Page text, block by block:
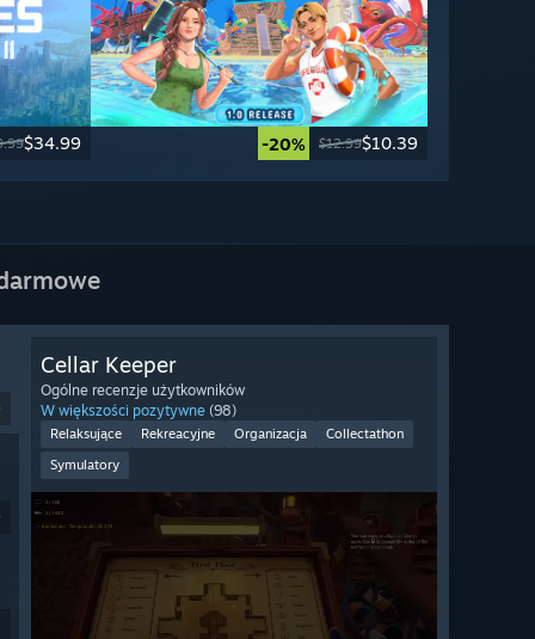
$34.99 -20% $12.99$10.39
Cellar Keeper
Ogólne recenzje użytkowników
W większości pozytywne (98)
Relaksujące Rekreacyjne Organizacja
Collectathon
Symulatory